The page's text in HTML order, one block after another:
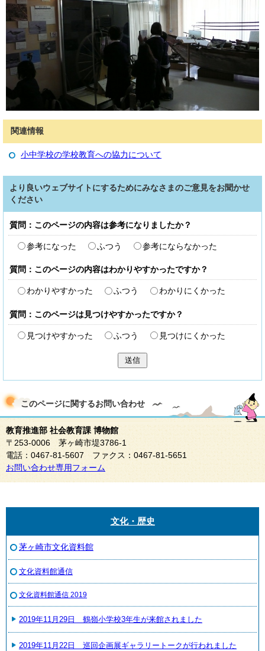
関連情報
小中学校の学校教育への協力について
より良いウェブサイトにするためにみなさまのご意見をお聞かせ
ください
質問：このページの内容は参考になりましたか？
参考になった ふつう 参考にならなかった
質問：このページの内容はわかりやすかったですか？
わかりやすかった ふつう わかりにくかった
質問：このページは見つけやすかったですか？
見つけやすかった ふつう 見つけにくかった
送信
このページに関するお問い合わせ
教育推進部 社会教育課 博物館
〒253-0006 茅ヶ崎市堤3786-1
電話：0467-81-5607 ファクス：0467-81-5651
お問い合わせ専用フォーム
文化・歴史
茅ヶ崎市文化資料館
文化資料館通信
文化資料館通信 2019
2019年11月29日 鶴嶺小学校3年生が来館されました
2019年11月22日 巡回企画展ギャラリートークが行われました